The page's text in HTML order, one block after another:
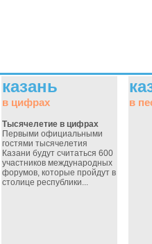
казань
в цифрах
Тысячелетие в цифрах
Первыми официальными
гостями тысячелетия
Казани будут считаться 600
участников международных
форумов, которые пройдут в
столице республики...
в